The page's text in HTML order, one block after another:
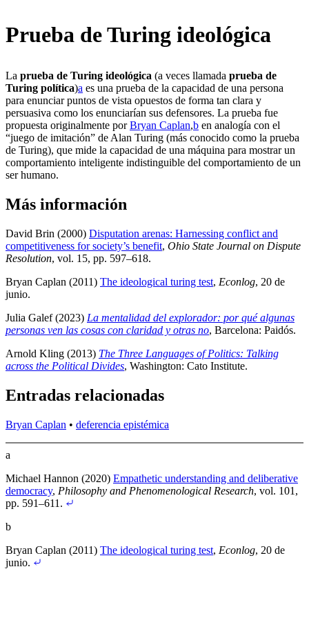
Prueba de Turing ideológica
La prueba de Turing ideológica (a veces llamada prueba de
Turing política)⁠a es una prueba de la capacidad de una persona
para enunciar puntos de vista opuestos de forma tan clara y
persuasiva como los enunciarían sus defensores. La prueba fue
propuesta originalmente porBryan Caplan,⁠b en analogía con el
“juego de imitación” de Alan Turing (más conocido como la prueba
de Turing), que mide la capacidad de una máquina para mostrar un
comportamiento inteligente indistinguible del comportamiento de un
ser humano.
Más información
David Brin (2000) Disputation arenas: Harnessing conflict and
competitiveness for society’s benefit, Ohio State Journal on Dispute
Resolution, vol. 15, pp. 597–618.
Bryan Caplan (2011) The ideological turing test, Econlog, 20 de
junio.
Julia Galef (2023) La mentalidad del explorador: por qué algunas
personas ven las cosas con claridad y otras no, Barcelona: Paidós.
Arnold Kling (2013) The Three Languages of Politics: Talking
across the Political Divides, Washington: Cato Institute.
Entradas relacionadas
Bryan Caplan • deferencia epistémica
a
Michael Hannon (2020) Empathetic understanding and deliberative
democracy, Philosophy and Phenomenological Research, vol. 101,
pp. 591–611 .
b
Bryan Caplan (2011) The ideological turing test, Econlog, 20 de
junio.